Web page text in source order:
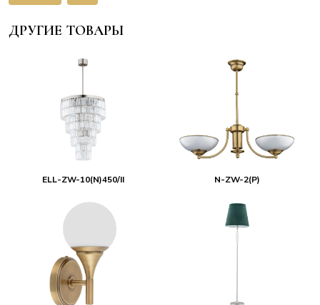
ДРУГИЕ ТОВАРЫ
ELL-ZW-10(N)450/II N-ZW-2(P)